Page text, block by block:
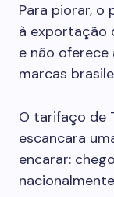
Para piorar, o
à exportação
e não
marcas
O tarifaço de
escancara
encarar: